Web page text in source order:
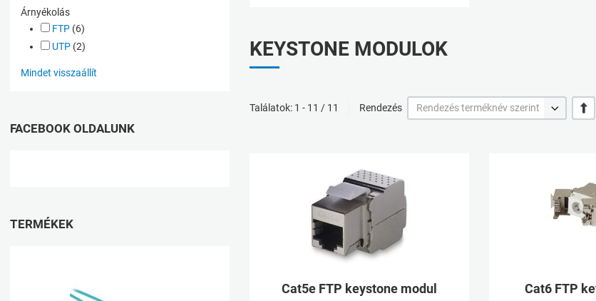
Árnyékolás
FTP (6)
UTP (2)
Mindet visszaállít
FACEBOOK OLDALUNK
TERMÉKEK
KEYSTONE MODULOK
Találatok: 1 - 11 / 11 Rendezés Rendezés terméknév szerint +/-
Összehasonlításhoz adom
Cat5e FTP keystone modul Cat6 FTP